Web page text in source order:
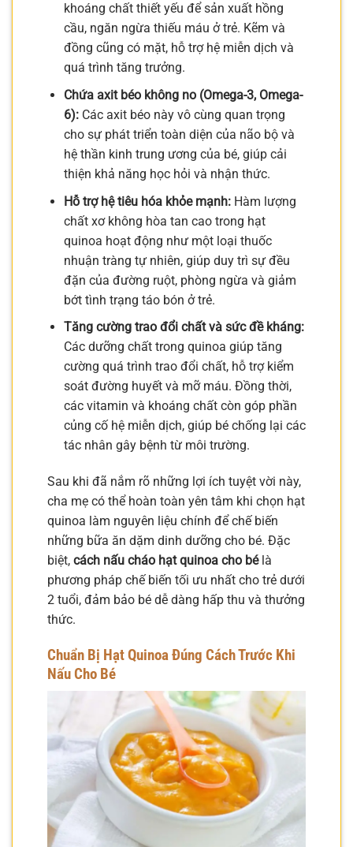
khoáng chất thiết yếu để sản xuất hồng
cầu, ngăn ngừa thiếu máu ở trẻ. Kẽm và
đồng cũng có mặt, hỗ trợ hệ miễn dịch và
quá trình tăng trưởng.
Chứa axit béo không no (Omega-3, Omega-
6):Các axit béo này vô cùng quan trọng
cho sự phát triển toàn diện của não bộ và
hệ thần kinh trung ương của bé, giúp cải
thiện khả năng học hỏi và nhận thức.
Hỗ trợ hệ tiêu hóa khỏe mạnh:Hàm lượng
chất xơ không hòa tan cao trong hạt
quinoa hoạt động như một loại thuốc
nhuận tràng tự nhiên, giúp duy trì sự đều
đặn của đường ruột, phòng ngừa và giảm
bớt tình trạng táo bón ở trẻ.
Tăng cường trao đổi chất và sức đề kháng:
Các dưỡng chất trong quinoa giúp tăng
cường quá trình trao đổi chất, hỗ trợ kiểm
soát đường huyết và mỡ máu. Đồng thời,
các vitamin và khoáng chất còn góp phần
củng cố hệ miễn dịch, giúp bé chống lại các
tác nhân gây bệnh từ môi trường.
Sau khi đã nắm rõ những lợi ích tuyệt vời này,
cha mẹ có thể hoàn toàn yên tâm khi chọn hạt
quinoa làm nguyên liệu chính để chế biến
những bữa ăn dặm dinh dưỡng cho bé. Đặc
biệt, cách nấu cháo hạt quinoa cho bélà
phương pháp chế biến tối ưu nhất cho trẻ dưới
2 tuổi, đảm bảo bé dễ dàng hấp thu và thưởng
thức.
Chuẩn Bị Hạt Quinoa Đúng Cách Trước Khi
Nấu Cho Bé